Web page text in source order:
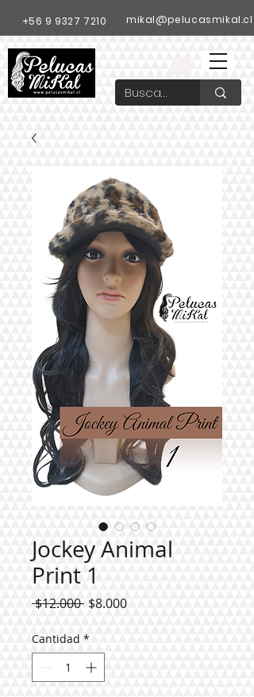
+56 9 9327 7210 mikal@pelucasmikal.cl
Jockey Animal
Print 1
$12.000 Precio
$8.000Precio
Cantidad *